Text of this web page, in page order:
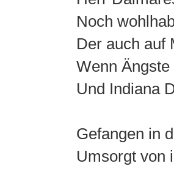
Noch
Der auch auf
Wenn
Und Indiana
Gefangen in
Umsorgt von